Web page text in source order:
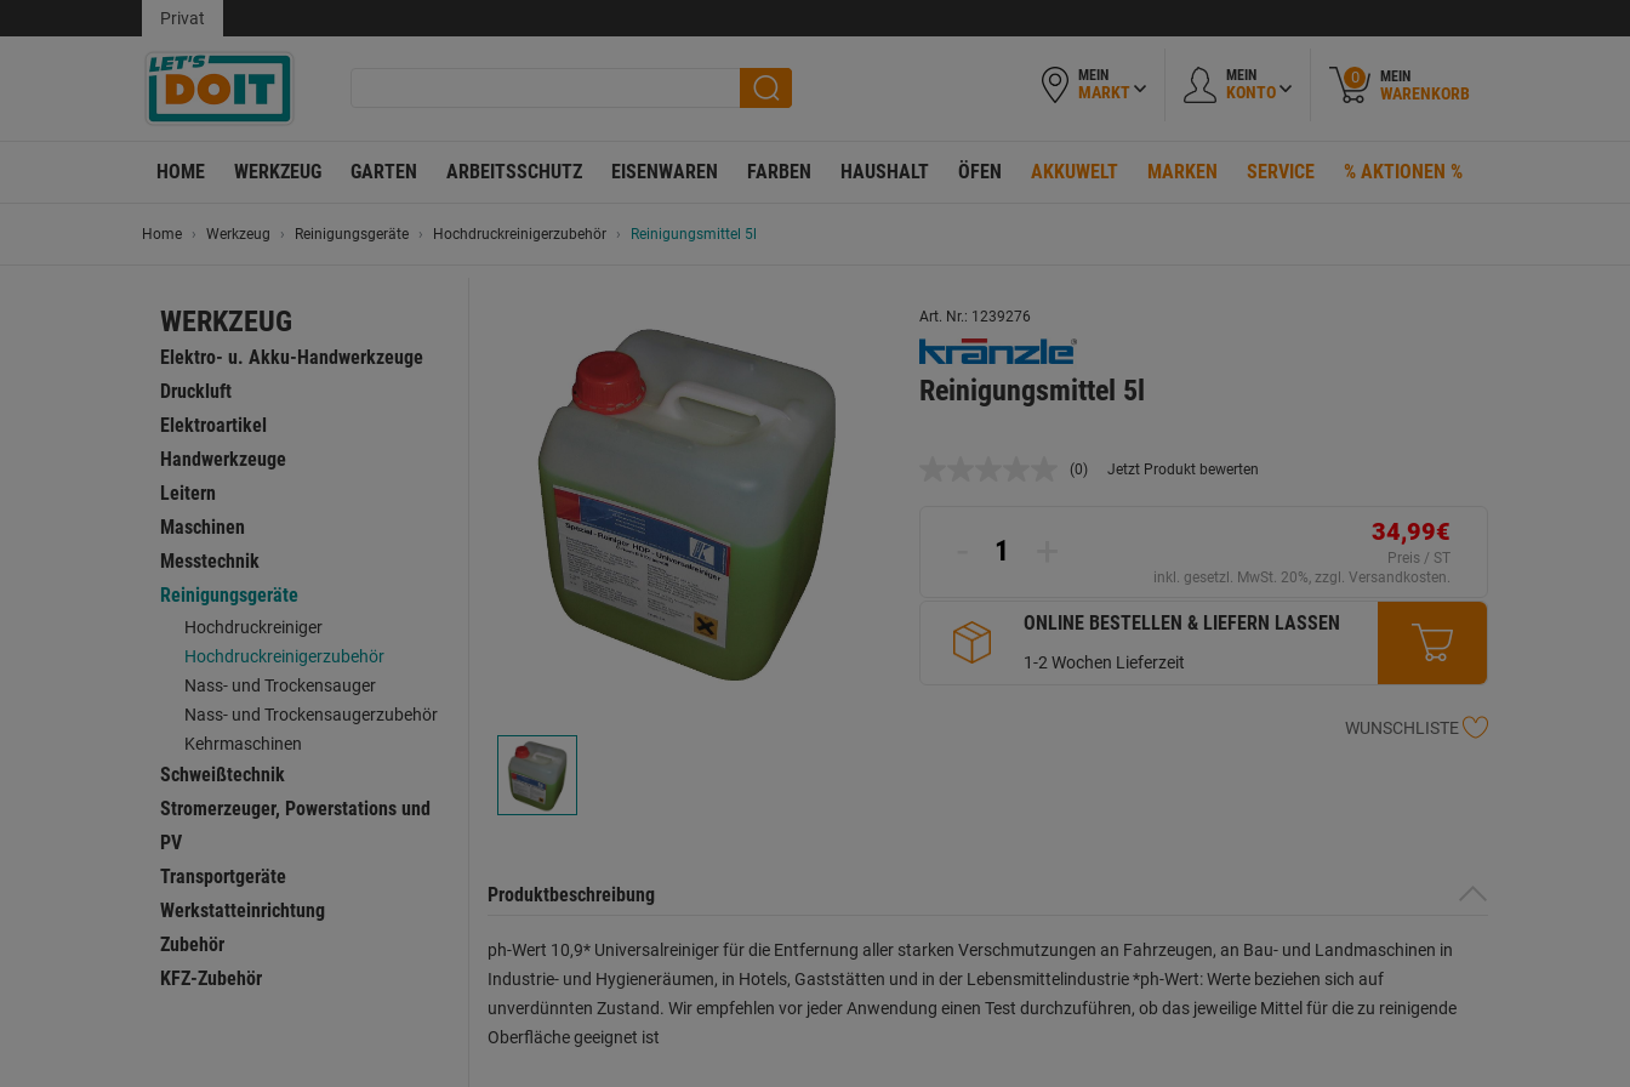
Privat
MEIN
MARKT
MEIN
KONTO
0 MEIN
WARENKORB
HOME WERKZEUG GARTEN ARBEITSSCHUTZ EISENWAREN FARBEN HAUSHALT ÖFEN AKKUWELT MARKEN SERVICE % AKTIONEN %
Home Werkzeug Reinigungsgeräte Hochdruckreinigerzubehör Reinigungsmittel 5l
WERKZEUG
Elektro- u. Akku-Handwerkzeuge
Druckluft
Elektroartikel
Handwerkzeuge
Leitern
Maschinen
Messtechnik
Reinigungsgeräte
Hochdruckreiniger
Hochdruckreinigerzubehör
Nass- und Trockensauger
Nass- und Trockensaugerzubehör
Kehrmaschinen
Schweißtechnik
Stromerzeuger, Powerstations und
PV
Transportgeräte
Werkstatteinrichtung
Zubehör
KFZ-Zubehör
Art. Nr.: 1239276
Reinigungsmittel 5l
Kein
(0) Jetzt Produkt bewerten
34,99€
Preis / ST
inkl. gesetzl. MwSt. 20%, zzgl. Versandkosten.
ONLINE BESTELLEN & LIEFERN LASSEN
1-2 Wochen Lieferzeit
WUNSCHLISTE
Produktbeschreibung
ph-Wert 10,9* Universalreiniger für die Entfernung aller starken Verschmutzungen an Fahrzeugen, an Bau- und Landmaschinen in
Industrie- und Hygieneräumen, in Hotels, Gaststätten und in der Lebensmittelindustrie *ph-Wert: Werte beziehen sich auf
unverdünnten Zustand. Wir empfehlen vor jeder Anwendung einen Test durchzuführen, ob das jeweilige Mittel für die zu reinigende
Oberfläche geeignet ist